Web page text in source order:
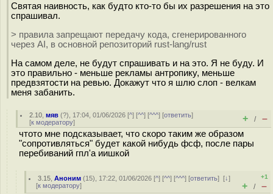
Святая наивность, как будто кто-то бы их разрешения на это
спрашивал.
> правила запрещают передачу кода, сгенерированного
через AI, в основной репозиторий rust-lang/rust
На самом деле, не будут спрашивать и на это. Я не буду. И
это правильно - меньше рекламы антропику, меньше
предвзятости на ревью. Докажут что я шлю слоп - велкам
меня забанить.
2.10 ,мяв (?), 17:04, 01/06/2026 [^] [^^] [^^^] [ответить]
[к модератору] + / –
чтото мне подсказывает, что скоро таким же образом
"сопротивляться" будет какой нибудь фсф, после пары
перебиваний гпл'а иишкой
3.15 ,Аноним (15), 17:22, 01/06/2026 [^] [^^] [^^^] [ответить][↓]
[к модератору]
+1
+ / –